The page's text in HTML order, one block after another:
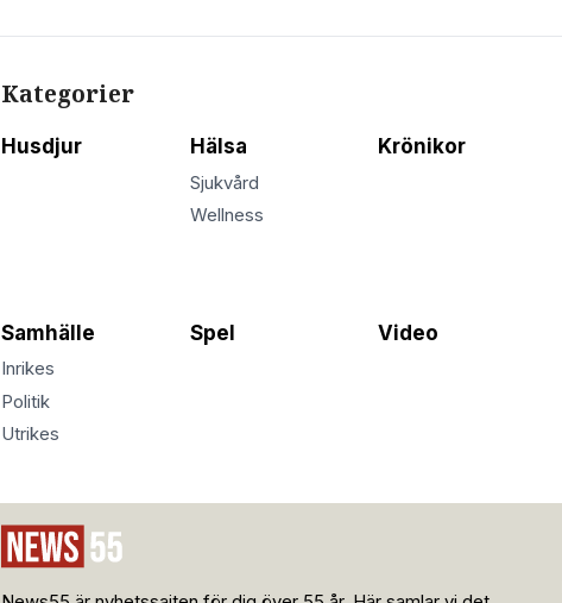
Kategorier
Husdjur Hälsa
Sjukvård
Wellness
Krönikor
Samhälle
Inrikes
Politik
Utrikes
Spel Video